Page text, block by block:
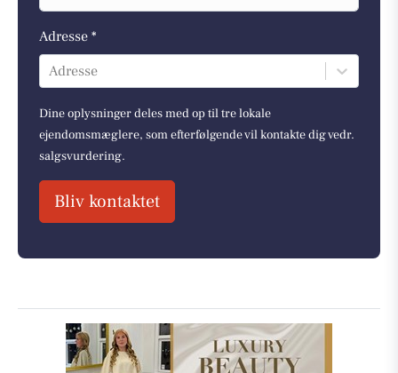
Adresse *
Adresse
Dine oplysninger deles med op til tre lokale
ejendomsmæglere, som efterfølgende vil kontakte dig vedr.
salgsvurdering.
Bliv kontaktet